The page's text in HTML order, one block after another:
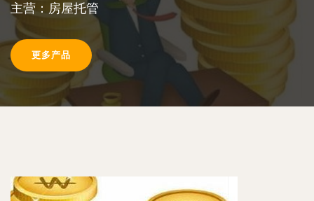
主营：房屋托管
更多产品